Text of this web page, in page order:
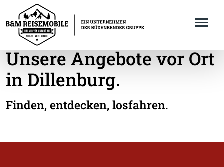
Unsere Angebote vor Ort
in Dillenburg.
Finden, entdecken, losfahren.